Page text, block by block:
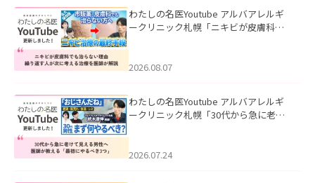
わたしの名医Youtube アルバアレルギ
ークリニック札幌「ニキビが皮膚科で
ました。
2026.08.07
わたしの名医Youtube アルバアレルギ
ークリニック札幌「30代から急に老け
た。
2026.07.24